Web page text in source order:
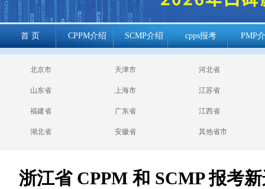
首 页 CPPM介绍 SCMP介绍 cpps报考 PMP
cppm报考常见
问题
北京市 天津市 河北省
山东省 上海市 江苏省
福建省 广东省 江西省
湖北省 安徽省 其他省市
浙江省 CPPM 和 SCMP 报考